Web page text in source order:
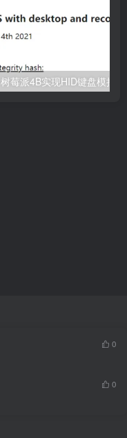
树莓派4B实现HID键盘模拟
0
0